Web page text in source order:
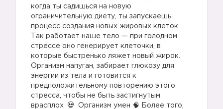
когда ты садишься на новую
ограничительную диету, ты запускаешь
процесс создания новых жировых клеток.
Так работает наше тело — при голодном
стрессе оно генерирует клеточки, в
которые быстренько ляжет новый жирок.
Организм напуган, забирает глюкозу для
энергии из тела и готовится к
предположительному повторению этого
стресса, чтобы не быть застигнутым
врасплох
Организм умен 🧠 Более того,